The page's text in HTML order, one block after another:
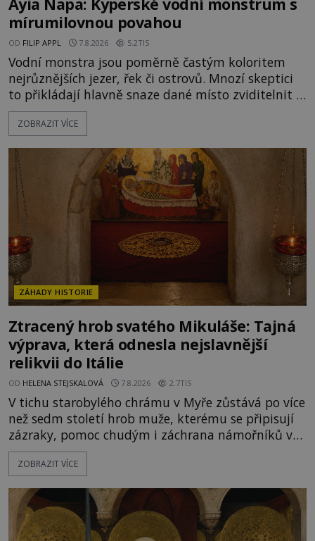
mírumilovnou povahou
OD FILIP APPL 7.8.2026 5.2TIS
Vodní monstra jsou poměrně častým koloritem
nejrůznějších jezer, řek či ostrovů. Mnozí skeptici
to přikládají hlavně snaze dané místo zviditelnit a
přitáhnout k němu pozornost záhadám
nakloněných turistů. Je to také případ kyperského
legendami o něm ukrývat nějaký pravdivý základ?
V blízkosti Mysu Greco, jak se přez
ZOBRAZIT VÍCE
ZÁHADY HISTORIE
Ztracený hrob svatého Mikuláše: Tajná
výprava, která odnesla nejslavnější
relikvii do Itálie
OD HELENA STEJSKALOVÁ 7.8.2026 2.7TIS
V tichu starobylého chrámu v Myře zůstává po více
než sedm století hrob muže, kterému se připisují
zázraky, pomoc chudým i záchrana námořníků v
bouřích. Pak ale přichází rok 1087 a klidné místo
se mění v dějiště podivné noční výpravy. Skupina
Mikuláše a odváží jeho ostatky přes moře do Bari.
Je to zbožná záchrana před nebezpečím, nebo
promyšlená krádež,
ZOBRAZIT VÍCE